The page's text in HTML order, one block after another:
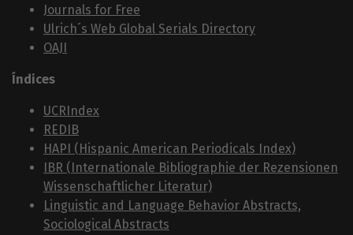
Journals for Free
Ulrich´s Web Global Serials Directory
OAJI
Índices
UCRIndex
REDIB
HAPI (Hispanic American Periodicals Index)
IBR (Internationale Bibliographie der Rezensionen
Wissenschaftlicher Literatur)
Linguistic and Language Behavior Abstracts,
Sociological Abstracts